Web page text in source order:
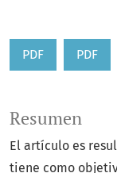
PDF PDF
Resumen
El artículo es
tiene como